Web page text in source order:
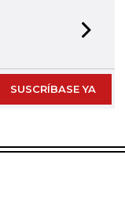
SUSCRÍBASE YA